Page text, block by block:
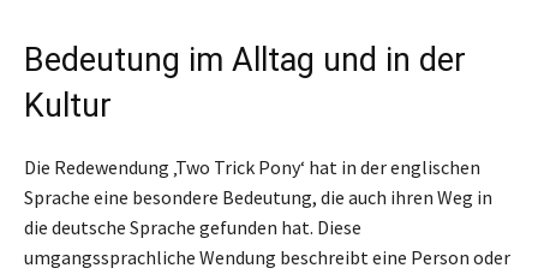
Bedeutung im Alltag und in der
Kultur
Die Redewendung ‚Two Trick Pony‘ hat in der englischen
Sprache eine besondere Bedeutung, die auch ihren Weg in
die deutsche Sprache gefunden hat. Diese
umgangssprachliche Wendung beschreibt eine Person oder